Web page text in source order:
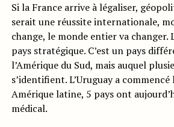
Si la France arrive à légaliser,
serait une réussite internationale,
change, le monde entier va changer.
pays stratégique. C’est un pays
l’Amérique du Sud, mais auquel
s’identifient. L’Uruguay a
Amérique latine, 5 pays ont
médical.